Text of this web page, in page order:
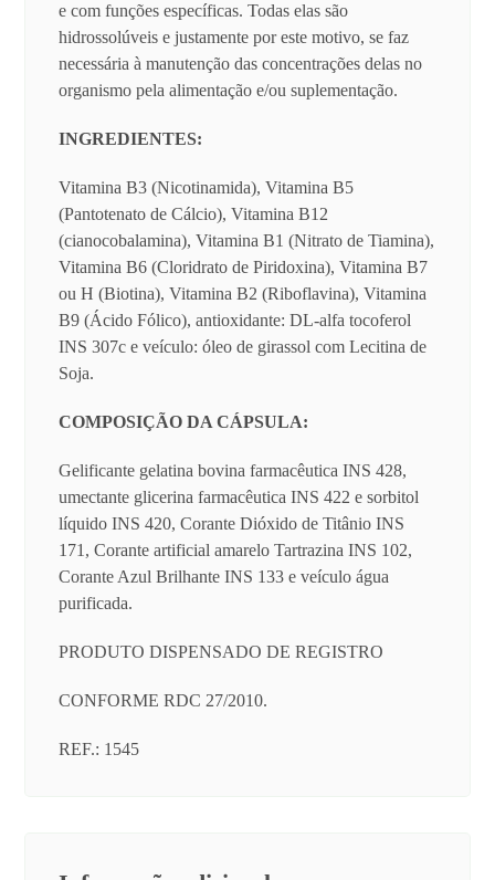
e com funções específicas. Todas elas são
hidrossolúveis e justamente por este motivo, se faz
necessária à manutenção das concentrações delas no
organismo pela alimentação e/ou suplementação.
INGREDIENTES:
Vitamina B3 (Nicotinamida), Vitamina B5
(Pantotenato de Cálcio), Vitamina B12
(cianocobalamina), Vitamina B1 (Nitrato de Tiamina),
Vitamina B6 (Cloridrato de Piridoxina), Vitamina B7
ou H (Biotina), Vitamina B2 (Riboflavina), Vitamina
B9 (Ácido Fólico), antioxidante: DL-alfa tocoferol
INS 307c e veículo: óleo de girassol com Lecitina de
Soja.
COMPOSIÇÃO DA CÁPSULA:
Gelificante gelatina bovina farmacêutica INS 428,
umectante glicerina farmacêutica INS 422 e sorbitol
líquido INS 420, Corante Dióxido de Titânio INS
171, Corante artificial amarelo Tartrazina INS 102,
Corante Azul Brilhante INS 133 e veículo água
purificada.
PRODUTO DISPENSADO DE REGISTRO
CONFORME RDC 27/2010.
REF.: 1545